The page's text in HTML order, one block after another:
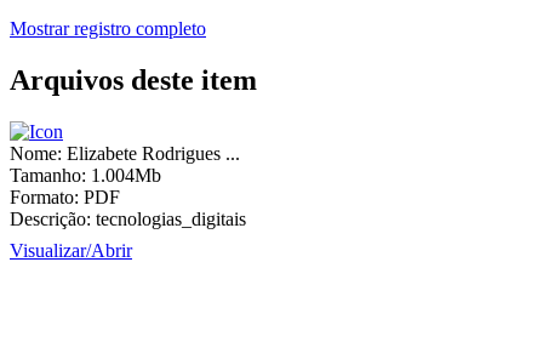
Mostrar registro completo
Arquivos deste item
Nome: Elizabete Rodrigues ...
Tamanho: 1.004Mb
Formato: PDF
Descrição: tecnologias_digitais
Visualizar/Abrir